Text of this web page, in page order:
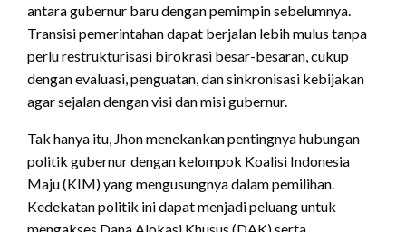
antara gubernur baru dengan pemimpin sebelumnya.
Transisi pemerintahan dapat berjalan lebih mulus tanpa
perlu restrukturisasi birokrasi besar-besaran, cukup
dengan evaluasi, penguatan, dan sinkronisasi kebijakan
agar sejalan dengan visi dan misi gubernur.
Tak hanya itu, Jhon menekankan pentingnya hubungan
politik gubernur dengan kelompok Koalisi Indonesia
Maju (KIM) yang mengusungnya dalam pemilihan.
Kedekatan politik ini dapat menjadi peluang untuk